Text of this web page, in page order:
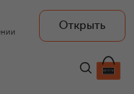
Открыть
357 500 ₽